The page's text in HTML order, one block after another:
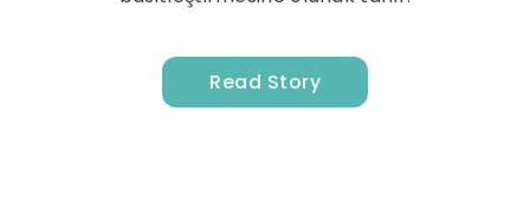
Read Story